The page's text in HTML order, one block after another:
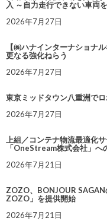
入 ～自力走行できない車両
2026年7月27日
【㈱ハナインターナショナ
更なる強化ねらう
2026年7月27日
東京ミッドタウン八重洲で
2026年7月27日
上組／コンテナ物流最適化
「OneStream株式会社」へ
2026年7月21日
ZOZO、BONJOUR
ZOZO」を提供開始
2026年7月21日